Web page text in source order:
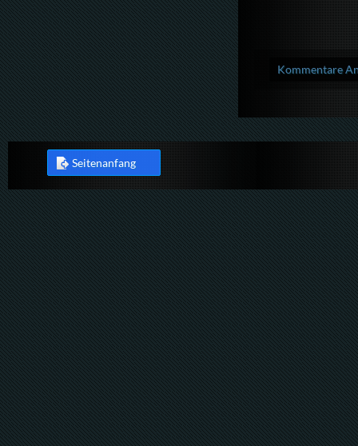
Kommentare
Seitenanfang